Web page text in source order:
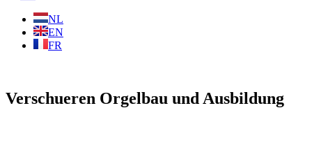
NL
EN
FR
Verschueren Orgelbau und Ausbildung